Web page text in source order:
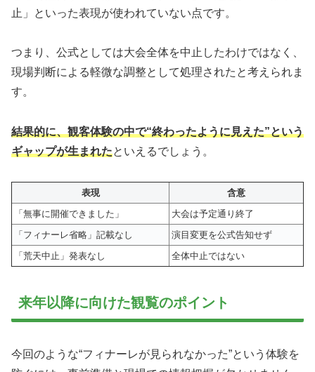
止」といった表現が使われていない点です。
つまり、公式としては大会全体を中止したわけではなく、
現場判断による軽微な調整として処理されたと考えられま
す。
結果的に、観客体験の中で“終わったように見えた”という
ギャップが生まれたといえるでしょう。
表現
含意
「無事に開催できました」
大会は予定通り終了
「フィナーレ省略」記載なし
演目変更を公式告知せず
「荒天中止」発表なし
全体中止ではない
来年以降に向けた観覧のポイント
今回のような“フィナーレが見られなかった”という体験を